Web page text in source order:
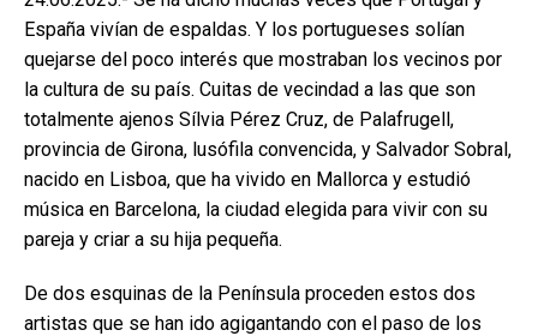
España vivían de espaldas. Y los portugueses solían
quejarse del poco interés que mostraban los vecinos por
la cultura de su país. Cuitas de vecindad a las que son
totalmente ajenos Sílvia Pérez Cruz, de Palafrugell,
provincia de Girona, lusófila convencida, y Salvador Sobral,
nacido en Lisboa, que ha vivido en Mallorca y estudió
música en Barcelona, la ciudad elegida para vivir con su
pareja y criar a su hija pequeña.
De dos esquinas de la Península proceden estos dos
artistas que se han ido agigantando con el paso de los